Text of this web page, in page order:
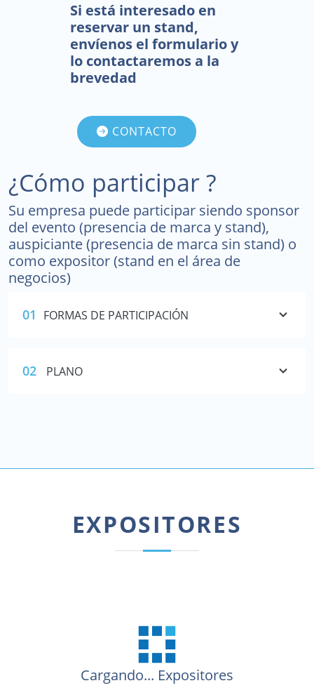
¿Cómo participar ?
Su empresa puede participar siendo sponsor
del evento (presencia de marca y stand),
auspiciante (presencia de marca sin stand) o
como expositor (stand en el área de
negocios)
01 FORMAS DE PARTICIPACIÓN
02 PLANO
Si está interesado en
reservar un stand,
envíenos el formulario y
lo contactaremos a la
brevedad
CONTACTO
EXPOSITORES
Cargando... Expositores